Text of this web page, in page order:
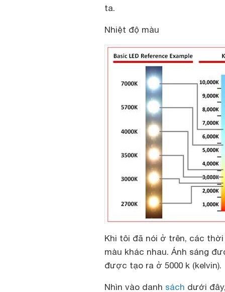
ta.
Nhiệt độ màu
Khi tôi đã nói ở trên, các
màu khác nhau. Ánh sáng
được tạo ra ở 5000 k (kelvin).
Nhìn vào danh sách dưới